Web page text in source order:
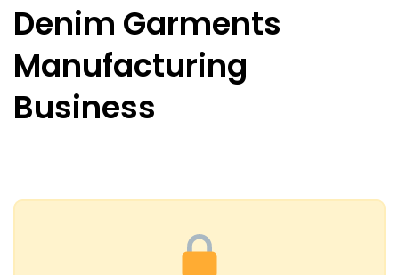
Denim Garments
Manufacturing
Business